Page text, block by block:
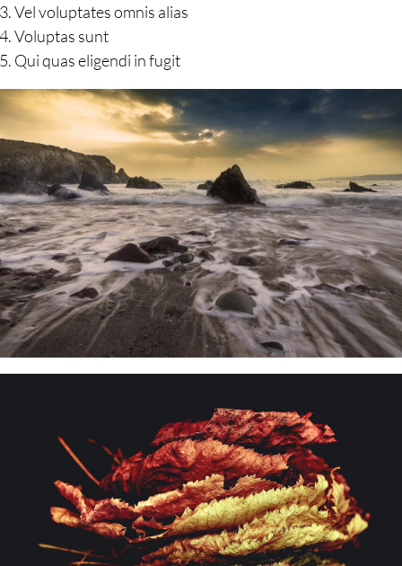
Vel voluptates omnis alias
Voluptas sunt
Qui quas eligendi in fugit